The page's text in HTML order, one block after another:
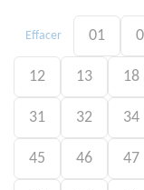
Effacer 01
12 13 18
31 32 34
45 46 47